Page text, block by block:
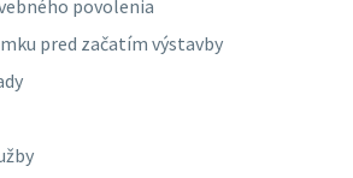
povolenia
pred začatím výstavby